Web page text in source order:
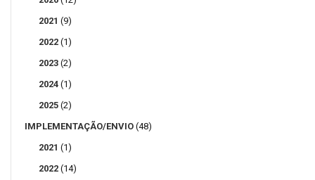
2021 (9)
2022 (1)
2023 (2)
2024 (1)
2025 (2)
IMPLEMENTAÇÃO/ENVIO (48)
2021 (1)
2022 (14)